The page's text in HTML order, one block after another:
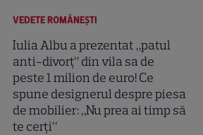
VEDETE ROMÂNEŞTI
Iulia Albu a prezentat „patul
anti-divorț” din vila sa de
peste 1 milion de euro! Ce
spune designerul despre piesa
de mobilier: „Nu prea ai timp să
te cerți”